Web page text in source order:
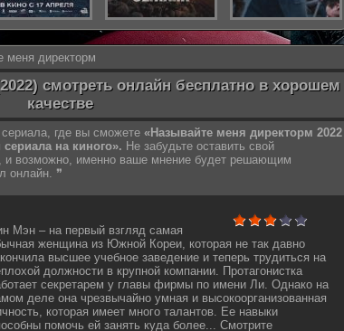
меня директорм
смотреть онлайн бесплатно в хорошем
качестве
где вы сможете «Называйте меня директорм 2022
на киного». Не забудьте оставить свой
и возможно, именно ваше мнение будет решающим
онлайн. ❞
Мэн – на первый взгляд самая
женщина из Южной Кореи, которая не так давно
высшее учебное заведение и теперь трудиться на
должности в крупной компании. Протагонистка
секретарем у главы фирмы по имени Ли. Однако на
деле она чрезвычайно умная и высокоорганизованная
которая имеет много талантов. Ее навыки
помочь ей занять куда более... Смотрите